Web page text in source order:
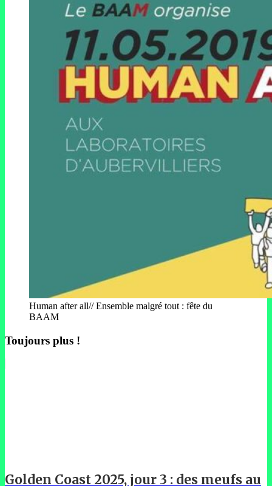
Human after all// Ensemble malgré tout : fête du
BAAM
Toujours plus !
Golden Coast 2025, jour 3 : des meufs au